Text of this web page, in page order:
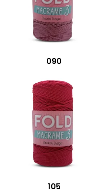
090
105